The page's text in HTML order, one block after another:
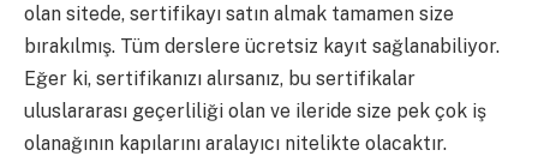
olan sitede, sertifikayı satın almak tamamen size
bırakılmış. Tüm derslere ücretsiz kayıt sağlanabiliyor.
Eğer ki, sertifikanızı alırsanız, bu sertifikalar
uluslararası geçerliliği olan ve ileride size pek çok iş
olanağının kapılarını aralayıcı nitelikte olacaktır.